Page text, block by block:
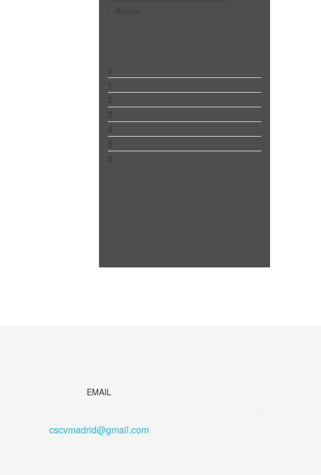
0
1
2
3
4
5
6
EMAIL
cscvmadrid@gmail.com